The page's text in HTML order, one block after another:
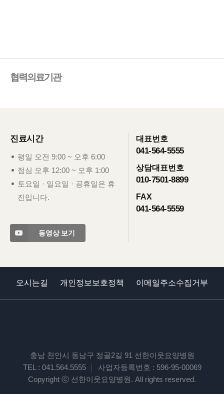
협력의료기관
진료시간
평일 오전 9:00 ~ 오후 6:00
점심 오후 12:00 ~ 오후 1:00
토요일 · 일요일 · 공휴일은 휴
진입니다.
동영상 보기
대표번호
041-564-5555
상담대표번호
010-7501-8899
FAX
041-564-5559
오시는길 개인정보보호정책 이메일주소수집거부
충남 천안시 동남구 정골2길 91 선한이웃요양병원
TEL : 041.564.5555
사업자등록번호 : 596-95-00069
Copyright ⓒ 선한이웃요양병원. All rights reserved.